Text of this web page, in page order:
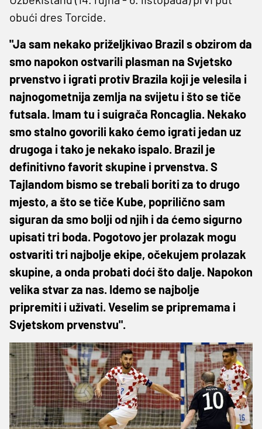
obući dres Torcide.
"Ja sam nekako priželjkivao Brazil s obzirom da
smo napokon ostvarili plasman na Svjetsko
prvenstvo i igrati protiv Brazila koji je velesila i
najnogometnija zemlja na svijetu i što se tiče
futsala. Imam tu i suigrača Roncaglia. Nekako
smo stalno govorili kako ćemo igrati jedan uz
drugoga i tako je nekako ispalo. Brazil je
definitivno favorit skupine i prvenstva. S
Tajlandom bismo se trebali boriti za to drugo
mjesto, a što se tiče Kube, poprilično sam
siguran da smo bolji od njih i da ćemo sigurno
upisati tri boda. Pogotovo jer prolazak mogu
ostvariti tri najbolje ekipe, očekujem prolazak
skupine, a onda probati doći što dalje. Napokon
velika stvar za nas. Idemo se najbolje
pripremiti i uživati. Veselim se pripremama i
Svjetskom prvenstvu".